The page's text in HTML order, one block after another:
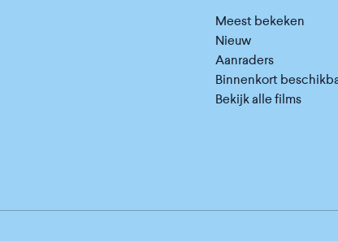
Meest bekeken
Nieuw
Aanraders
Binnenkort
Bekijk alle films